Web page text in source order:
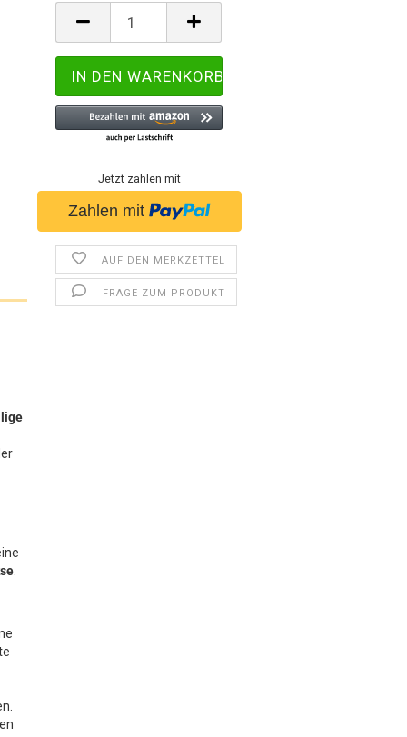
Jetzt zahlen mit
AUF DEN MERKZETTEL
FRAGE ZUM PRODUKT